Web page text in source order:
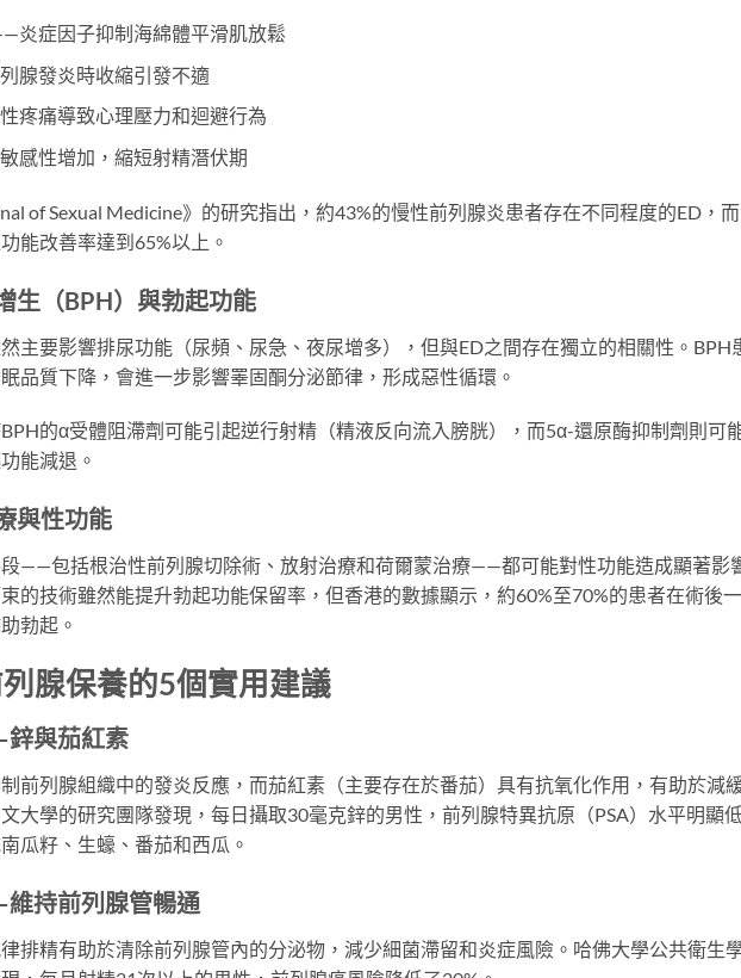
炎症因子抑制海綿體平滑肌放鬆
腺發炎時收縮引發不適
疼痛導致心理壓力和迴避行為
感性增加，縮短射精潛伏期
of Sexual Medicine》的研究指出，約43%的慢性前列腺炎患者存在不同程度的ED，
能改善率達到65%以上。
生（BPH）與勃起功能
主要影響排尿功能（尿頻、尿急、夜尿增多），但與ED之間存在獨立的相關性。BPH
品質下降，會進一步影響睪固酮分泌節律，形成惡性循環。
的α受體阻滯劑可能引起逆行射精（精液反向流入膀胱），而5α-還原酶抑制劑則可
能減退。
與性功能
——包括根治性前列腺切除術、放射治療和荷爾蒙治療——都可能對性功能造成顯著影
的技術雖然能提升勃起功能保留率，但香港的數據顯示，約60%至70%的患者在術後
勃起。
腺保養的5個實用建議
與茄紅素
前列腺組織中的發炎反應，而茄紅素（主要存在於番茄）具有抗氧化作用，有助於減
大學的研究團隊發現，每日攝取30毫克鋅的男性，前列腺特異抗原（PSA）水平明顯
瓜籽、生蠔、番茄和西瓜。
持前列腺管暢通
排精有助於清除前列腺管內的分泌物，減少細菌滯留和炎症風險。哈佛大學公共衛生